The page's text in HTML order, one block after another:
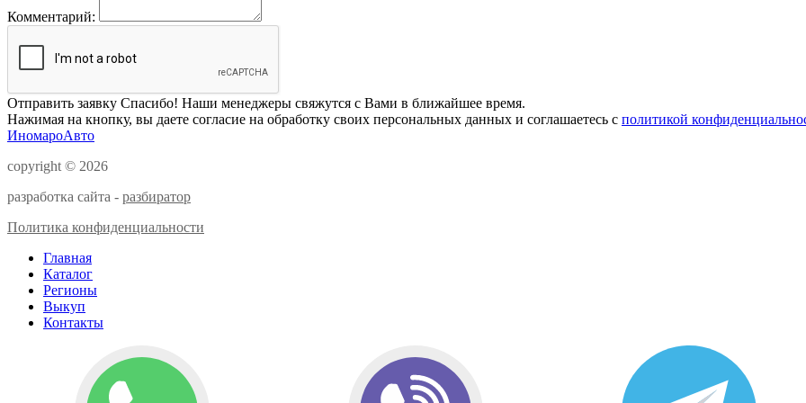
Комментарий:
Отправить заявку Спасибо! Наши менеджеры свяжутся с Вами в ближайшее время.
Нажимая на кнопку, вы даете согласие на обработку своих персональных данных и соглашаетесь с политикой
ИномароАвто
copyright © 2026
разработка сайта - разбиратор
Политика конфиденциальности
Главная
Каталог
Регионы
Выкуп
Контакты